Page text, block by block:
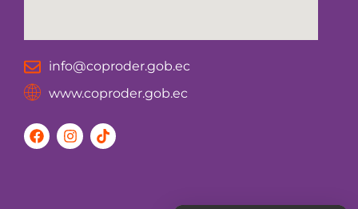
info@coproder.gob.ec
www.coproder.gob.ec
F
a
I
n
T
i